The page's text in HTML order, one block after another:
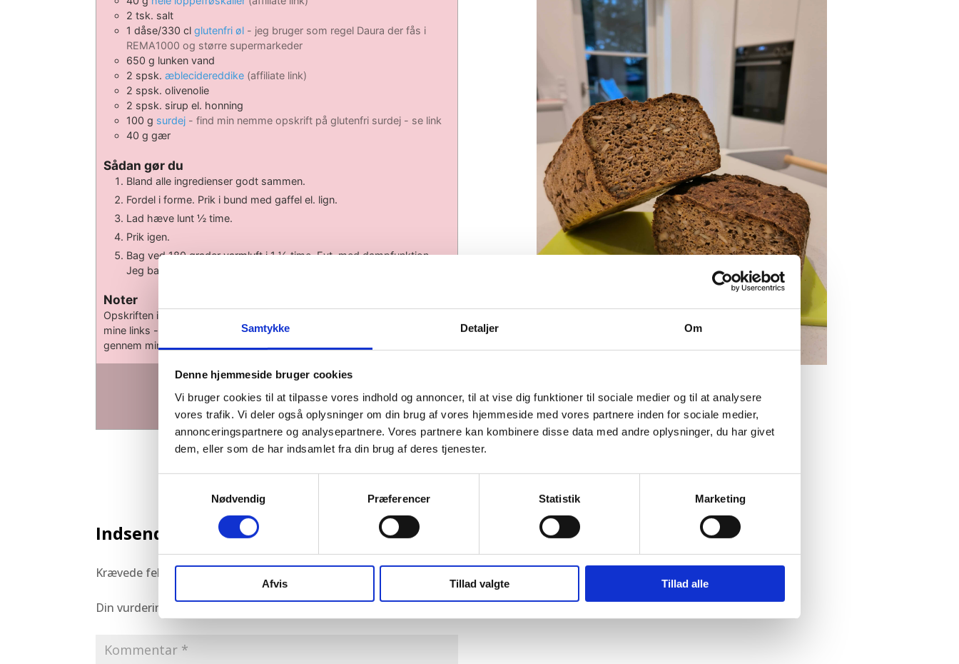
Samtykke Detaljer Om
Denne hjemmeside bruger cookies
Vi bruger cookies til at tilpasse vores indhold og annoncer, til at vise dig funktioner til sociale medier og til at analysere
vores trafik. Vi deler også oplysninger om din brug af vores hjemmeside med vores partnere inden for sociale medier,
annonceringspartnere og analysepartnere. Vores partnere kan kombinere disse data med andre oplysninger, du har givet
dem, eller som de har indsamlet fra din brug af deres tjenester.
Nødvendig
Præferencer Statistik Marketing
Afvis Tillad valgte Tillad alle
2 tsk. salt
1 dåse/330 cl glutenfri øl - jeg bruger som regel Daura der fås i
REMA1000 og større supermarkeder
650 g lunken vand
2 spsk. æblecidereddike (affiliate link)
2 spsk. olivenolie
2 spsk. sirup el. honning
100 g surdej - find min nemme opskrift på glutenfri surdej - se link
40 g gær
Sådan gør du
Bland alle ingredienser godt sammen.
Fordel i forme. Prik i bund med gaffel el. lign.
Lad hæve lunt ½ time.
Prik igen.
Bag ved 180 grader varmluft i 1 ½ time. Evt. med dampfunktion.
Jeg bager med damp på niveau 1 ud af 2.
Noter
Opskriften indeholder affiliate links. Det koster dig ikke noget at benytte
mine links - jeg får blot en lille procentdel af det salg, der genereres
gennem min side.
Har du prøvet denne opskrift?
Fortæl mig hvad du synes om den!
Indsend en kommentar
Krævede felter er markeret med *
Din vurdering: